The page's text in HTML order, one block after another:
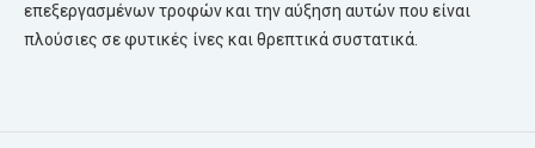
επεξεργασμένων τροφών και την αύξηση αυτών που είναι
πλούσιες σε φυτικές ίνες και θρεπτικά συστατικά.